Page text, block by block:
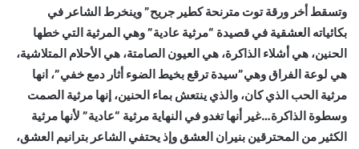
وتسقط أخر ورقة توت مترنحة كطير جريح” وينخرط الشاعر في
بكائياته العشقية في قصيدة “مرثية عادية” وهي المرثية التي خطها
الحنين، هي أشلاء الذاكرة، هي العيون الصامتة، هي الأحلام المتلاشية،
هي لوعة الفراق وهي”سيدة ترقع بخيط الضوء أثار دمع خفي”، انها
مرثية الحب الذي كان، والذي ينتعش بماء الحنين، إنها مرثية الصمت
وسطوة الذاكرة…غير أنها تغدو في النهاية مرثية “عادية” لأنها مرثية
الكثير من المحترقين بنيران العشق وإذ يحتفي الشاعر بترانيم العشق،